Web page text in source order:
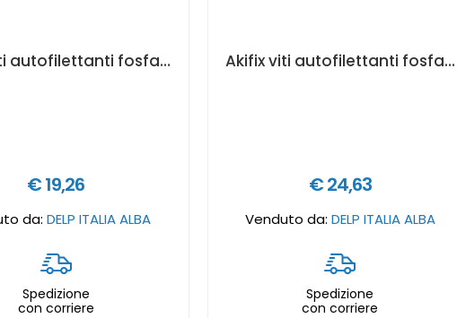
Akifix viti autofilettanti fosfatate nere autoperforante ø3,5 x 35 mm - 1000 pz. Art. NF60002
€ 19,26
da:DELP ITALIA ALBA
Spedizione
con corriere
Akifix viti autofilettanti fosfatate nere autoperforante ø3,5 x 45 mm - 1000 pz. Art. NF60003
€ 24,63
Venduto da: DELP ITALIA ALBA
Spedizione
con corriere